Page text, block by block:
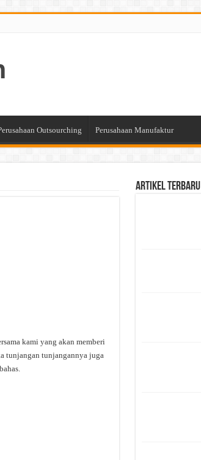
Outsourching Perusahaan Manufaktur
kami yang akan memberi
tunjangan tunjangannya juga
Artikel Terbaru